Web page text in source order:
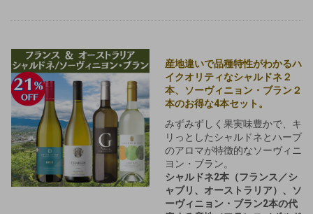
産地違いで品種特性がわかるハ
イクオリティなシャルドネ２
本、ソーヴィニョン・ブラン２
本のお得な4本セット。
みずみずしく果実味豊かで、キ
リっとしたシャルドネとハーブ
のアロマが特徴的なソーヴィニ
ヨン・ブラン。
シャルドネ2本（フランス／シ
ャブリ、オーストラリア） 、ソ
ーヴィニョン・ブラン2本の代